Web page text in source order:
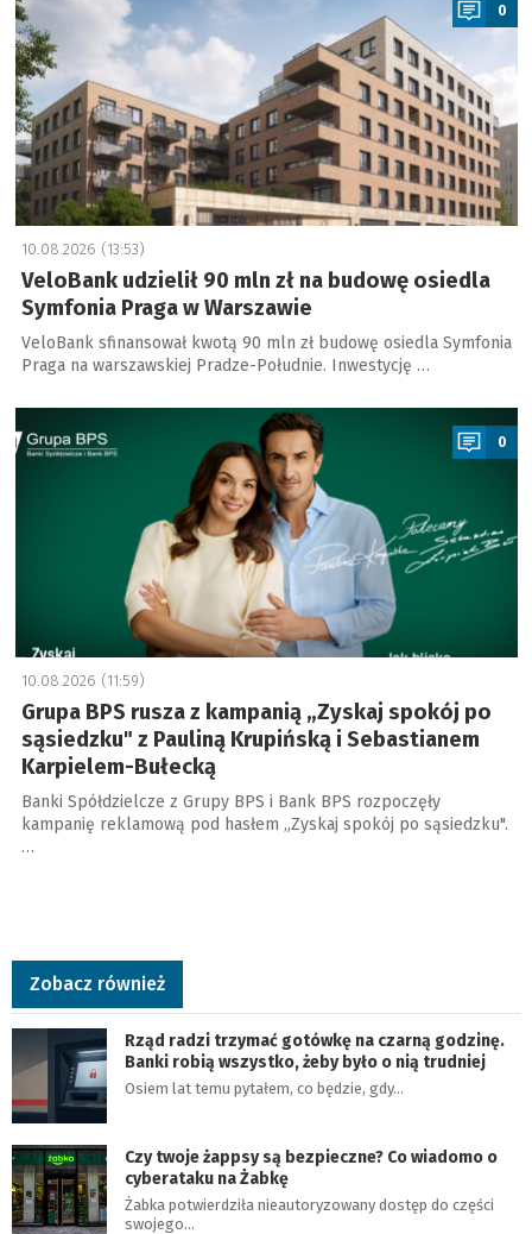
0
10.08.2026 (13:53)
VeloBank udzielił 90 mln zł na budowę osiedla
Symfonia Praga w Warszawie
VeloBank sfinansował kwotą 90 mln zł budowę osiedla Symfonia
Praga na warszawskiej Pradze-Południe. Inwestycję …
a
0
10.08.2026 (11:59)
Grupa BPS rusza z kampanią „Zyskaj spokój po
sąsiedzku" z Pauliną Krupińską i Sebastianem
Karpielem-Bułecką
Banki Spółdzielcze z Grupy BPS i Bank BPS rozpoczęły
kampanię reklamową pod hasłem „Zyskaj spokój po sąsiedzku".
…
Zobacz również
Rząd radzi trzymać gotówkę na czarną godzinę.
Banki robią wszystko, żeby było o nią trudniej
Osiem lat temu pytałem, co będzie, gdy…
Czy twoje żappsy są bezpieczne? Co wiadomo o
cyberataku na Żabkę
Żabka potwierdziła nieautoryzowany dostęp do części
swojego…